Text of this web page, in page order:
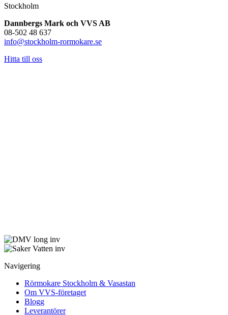
Stockholm
Dannbergs Mark och VVS AB
08-502 48 637
info@stockholm-rormokare.se
Hitta till oss
Navigering
Rörmokare Stockholm & Vasastan
Om VVS-företaget
Blogg
Leverantörer